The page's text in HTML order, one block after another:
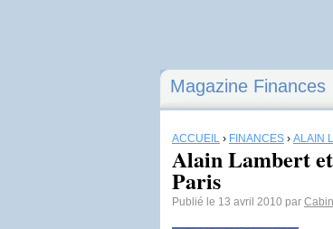
Magazine Finances
ACCUEIL › FINANCES › ALAIN
Alain Lambert
Paris
Publié le 13 avril 2010 par